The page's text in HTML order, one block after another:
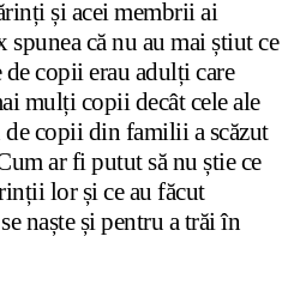
și acei membrii ai
spunea că nu au mai știut ce
de copii erau adulți care
mulți copii decât cele ale
copii din familii a scăzut
ar fi putut să nu știe ce
lor și ce au făcut
naște și pentru a trăi în